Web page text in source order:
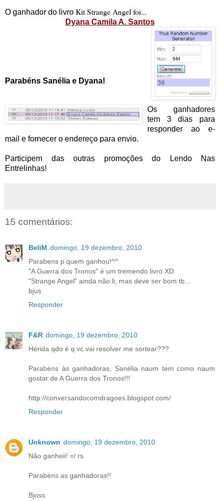
O ganhador do livro Kit Strange Angel foi...
Dyana Camila A. Santos
Parabéns Sanélia e Dyana!
Os ganhadores
tem 3 dias para
responder ao e-
mail e fornecer o endereço para envio.
Participem das outras promoções do Lendo Nas
Entrelinhas!
15 comentários:
BeliM domingo, 19 dezembro, 2010
Parabens p quem ganhou!^^
"A Guerra dos Tronos" é um tremendo livro XD
"Strange Angel" ainda não li, mas deve ser bom tb...
bjus
Responder
F&R domingo, 19 dezembro, 2010
Hérida qdo é q vc vai resolver me sortear???
Parabéns às ganhadoras, Sanélia naum tem como naum
gostar de A Guerra dos Tronos!!!
http://conversandocomdragoes.blogspot.com/
Responder
Unknown domingo, 19 dezembro, 2010
Não ganheii! =/ rs
Parabéns as ganhadoras!!
Bjoss